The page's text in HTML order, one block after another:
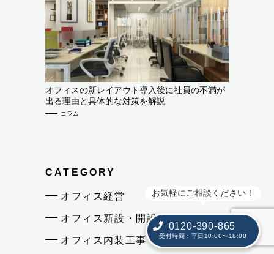
お気軽にご相談ください！
0120-390-865
受付時間：平日10:00〜18:00
オフィスの新レイアウト導入後に社員の不満が
出る理由と具体的な対策を解説
コラム
CATEGORY
オフィス経営
オフィス新設・開設
オフィス内装工事